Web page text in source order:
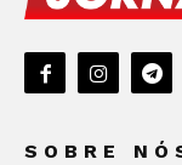
SOBRE